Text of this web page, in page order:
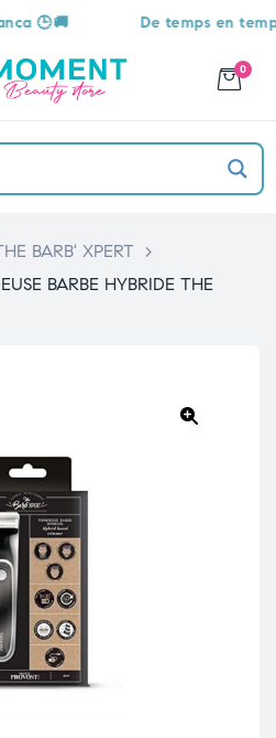
De temps en temps,
0
BARB' XPERT
>
BARBE HYBRIDE THE